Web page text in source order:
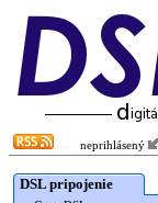
neprihlásený
DSL pripojenie